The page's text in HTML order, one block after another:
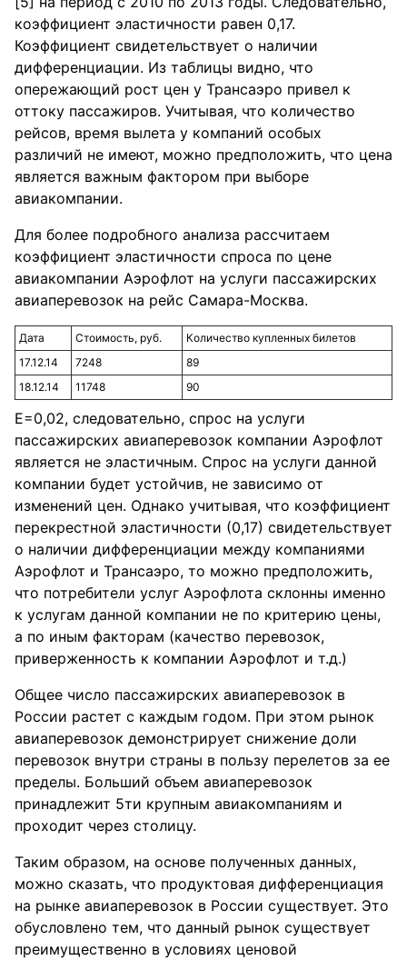
коэффициент эластичности равен 0,17.
Коэффициент свидетельствует о наличии
дифференциации. Из таблицы видно, что
опережающий рост цен у Трансаэро привел к
оттоку пассажиров. Учитывая, что количество
рейсов, время вылета у компаний особых
различий не имеют, можно предположить, что цена
является важным фактором при выборе
авиакомпании.
Для более подробного анализа рассчитаем
коэффициент эластичности спроса по цене
авиакомпании Аэрофлот на услуги пассажирских
авиаперевозок на рейс Самара-Москва.
Дата Стоимость, руб.
Количество купленных билетов
17.12.14
7248
89
18.12.14
11748 90
Е=0,02, следовательно, спрос на услуги
пассажирских авиаперевозок компании Аэрофлот
является не эластичным. Спрос на услуги данной
компании будет устойчив, не зависимо от
изменений цен. Однако учитывая, что коэффициент
перекрестной эластичности (0,17) свидетельствует
о наличии дифференциации между компаниями
Аэрофлот и Трансаэро, то можно предположить,
что потребители услуг Аэрофлота склонны именно
к услугам данной компании не по критерию цены,
а по иным факторам (качество перевозок,
приверженность к компании Аэрофлот и т.д.)
Общее число пассажирских авиаперевозок в
России растет с каждым годом. При этом рынок
авиаперевозок демонстрирует снижение доли
перевозок внутри страны в пользу перелетов за ее
пределы. Больший объем авиаперевозок
принадлежит 5ти крупным авиакомпаниям и
проходит через столицу.
Таким образом, на основе полученных данных,
можно сказать, что продуктовая дифференциация
на рынке авиаперевозок в России существует. Это
обусловлено тем, что данный рынок существует
преимущественно в условиях ценовой